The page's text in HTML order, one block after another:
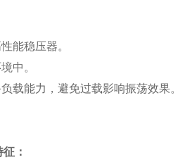
能稳压器。
中。
载能力，避免过载影响振荡效果。
：